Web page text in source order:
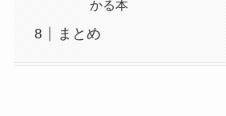
かる本
まとめ